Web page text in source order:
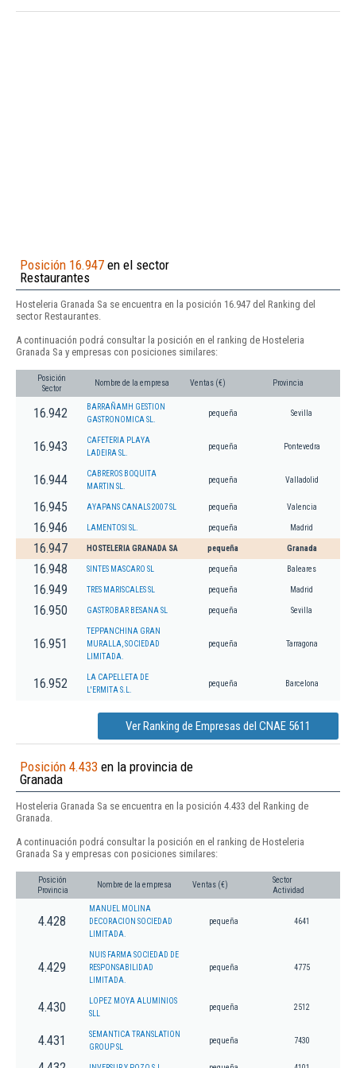
Posición 16.947 en el sector
Restaurantes
Hosteleria Granada Sa se encuentra en la posición 16.947 del Ranking del
sector Restaurantes.
A continuación podrá consultar la posición en el ranking de Hosteleria
Granada Sa y empresas con posiciones similares:
Posición
Sector
Nombre de la empresa Ventas (€) Provincia
16.942
BARRAÑAMH GESTION
GASTRONOMICA SL.
pequeña Sevilla
16.943
CAFETERIA PLAYA
LADEIRA SL.
pequeña Pontevedra
16.944
CABREROS BOQUITA
MARTIN SL.
pequeña Valladolid
16.945 AYAPANS CANALS 2007 SL pequeña Valencia
16.946 LAMENTOSI SL. pequeña Madrid
16.947 HOSTELERIA GRANADA SA pequeña Granada
16.948 SINTES MASCARO SL pequeña Baleares
16.949 TRES MARISCALES SL pequeña Madrid
16.950 GASTROBAR BESANA SL pequeña Sevilla
16.951
TEPPANCHINA GRAN
MURALLA, SOCIEDAD
LIMITADA.
pequeña Tarragona
16.952
LA CAPELLETA DE
L'ERMITA S.L.
pequeña Barcelona
Ver Ranking de Empresas del CNAE 5611
Posición 4.433 en la provincia de
Granada
Hosteleria Granada Sa se encuentra en la posición 4.433 del Ranking de
Granada.
A continuación podrá consultar la posición en el ranking de Hosteleria
Granada Sa y empresas con posiciones similares:
Posición
Provincia
Nombre de la empresa Ventas (€)
Sector
Actividad
4.428
MANUEL MOLINA
DECORACION SOCIEDAD
LIMITADA.
pequeña 4641
4.429
NUIS FARMA SOCIEDAD DE
RESPONSABILIDAD
LIMITADA.
pequeña 4775
4.430
LOPEZ MOYA ALUMINIOS
SLL
pequeña 2512
4.431
SEMANTICA TRANSLATION
GROUP SL
pequeña 7430